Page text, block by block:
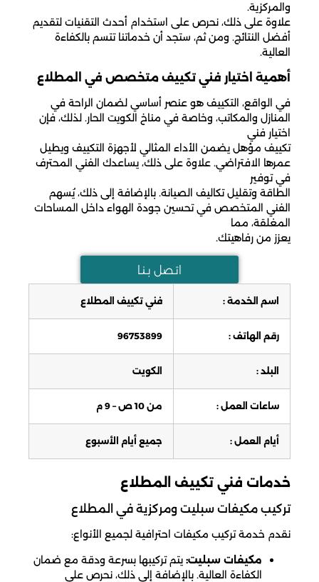
والمركزية.
علاوة على ذلك، نحرص على استخدام أحدث التقنيات لتقديم
أفضل النتائج. ومن ثم، ستجد أن خدماتنا تتسم بالكفاءة
العالية.
أهمية اختيار فني تكييف متخصص في المطلاع
في الواقع، التكييف هو عنصر أساسي لضمان الراحة في
المنازل والمكاتب، وخاصة في مناخ الكويت الحار. لذلك، فإن
اختيار فني
تكييف مؤهل يضمن الأداء المثالي لأجهزة التكييف ويطيل
عمرها الافتراضي. علاوة على ذلك، يساعدك الفني المحترف
في توفير
الطاقة وتقليل تكاليف الصيانة. بالإضافة إلى ذلك، يُسهم
الفني المتخصص في تحسين جودة الهواء داخل المساحات
المغلقة، مما
يعزز من رفاهيتك.
اتـصل بـنـا
اسم الخدمة : فني تكييف المطلاع
رقم الهاتف : 96753899
البلد : الكويت
ساعات العمل : من 10 ص – 9 م
أيام العمل : جميع أيام الأسبوع
خدمات فني تكييف المطلاع
تركيب مكيفات سبليت ومركزية في المطلاع
نقدم خدمة تركيب مكيفات احترافية لجميع الأنواع:
مكيفات سبليت: يتم تركيبها بسرعة ودقة مع ضمان
الكفاءة العالية. بالإضافة إلى ذلك، نحرص على